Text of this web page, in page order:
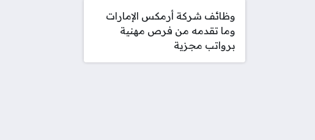
وظائف شركة أرمكس الإمارات
وما تقدمه من فرص مهنية
برواتب مجزية